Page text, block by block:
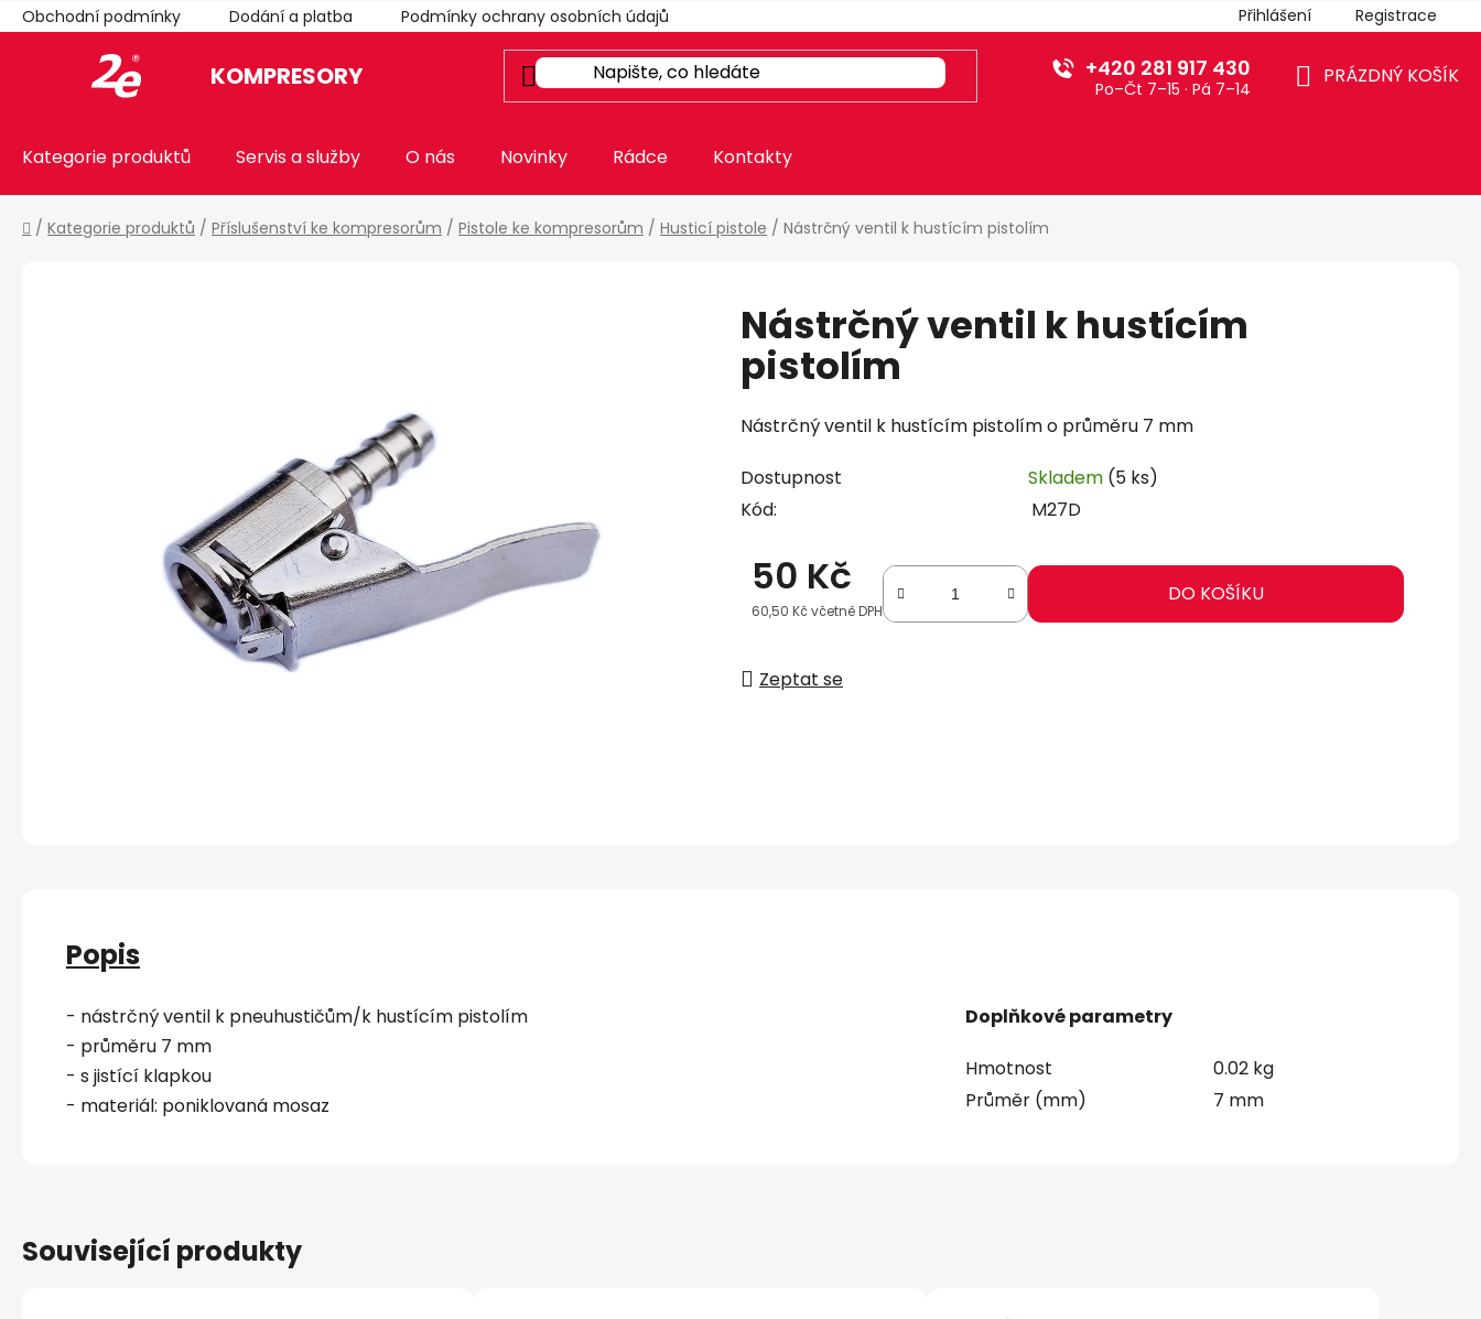
Přejít
na
Obchodní podmínky Dodání a platba Podmínky ochrany osobních údajů Přihlášení Registrace
KOMPRESORY
PRÁZDNÝ KOŠÍK
+420 281 917 430
Po–Čt 7–15 · Pá 7–14
Kategorie produktů Servis a služby O nás Novinky Rádce Kontakty
Domů
/ Kategorie produktů / Příslušenství ke kompresorům / Pistole ke kompresorům / Husticí pistole / Nástrčný ventil k hustícím pistolím
Nástrčný ventil k hustícím
pistolím
Nástrčný ventil k hustícím pistolím o průměru 7 mm
Dostupnost Skladem (5 ks)
Kód:
M27D
50 Kč
60,50 Kč včetně DPH
DO KOŠÍKU
Zeptat se
Popis
- nástrčný ventil k pneuhustičům/k hustícím pistolím
- průměru 7 mm
- s jistící klapkou
- materiál: poniklovaná mosaz
Doplňkové parametry
Hmotnost
0.02 kg
Průměr (mm)
7 mm
Související produkty